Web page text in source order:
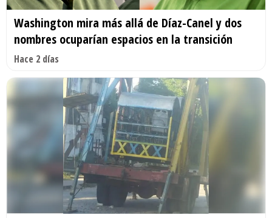
Washington mira más allá de Díaz-Canel y dos
nombres ocuparían espacios en la transición
Hace 2 días